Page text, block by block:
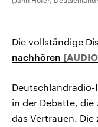
Die vollständige
nachhören
in der Debatte, die
das Vertrauen.